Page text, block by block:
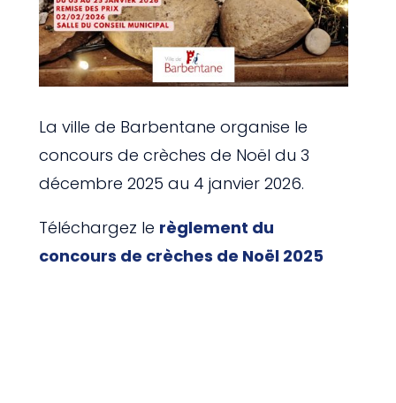
La ville de Barbentane organise le
concours de crèches de Noël du 3
décembre 2025 au 4 janvier 2026.
Téléchargez le règlement du
concours de crèches de Noël 2025